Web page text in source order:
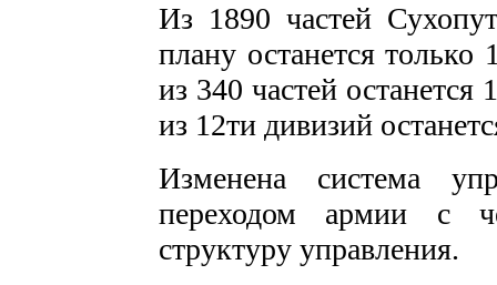
Из 1890 частей
плану останется
из 340 частей
из 12ти дивизий
Изменена система
переходом армии с
структуру управления.